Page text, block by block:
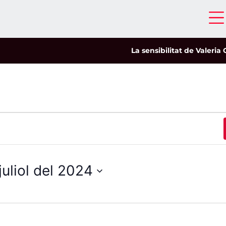
La sensibilitat de Valeria Castro
del 2024